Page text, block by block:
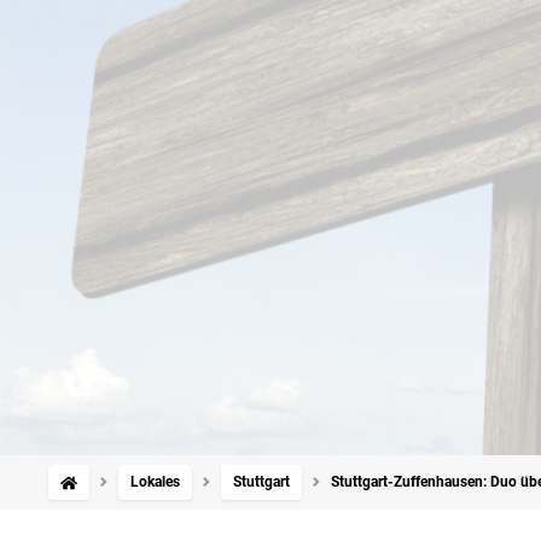
Lokales Stuttgart Stuttgart-Zuffenhausen: Duo